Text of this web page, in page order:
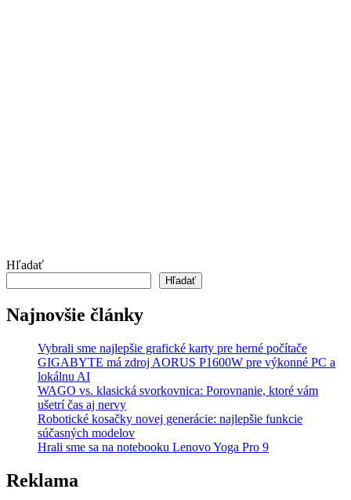
Hľadať
Hľadať
Najnovšie články
Vybrali sme najlepšie grafické karty pre herné počítače
GIGABYTE má zdroj AORUS P1600W pre výkonné PC a
lokálnu AI
WAGO vs. klasická svorkovnica: Porovnanie, ktoré vám
ušetrí čas aj nervy
Robotické kosačky novej generácie: najlepšie funkcie
súčasných modelov
Hrali sme sa na notebooku Lenovo Yoga Pro 9
Reklama